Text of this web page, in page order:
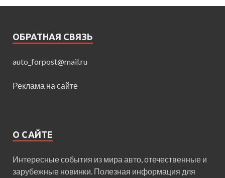
ОБРАТНАЯ СВЯЗЬ
auto_forpost@mail.ru
Реклама на сайте
О САЙТЕ
Интересные события из мира авто, отечественные и
зарубежные новинки. Полезная информация для